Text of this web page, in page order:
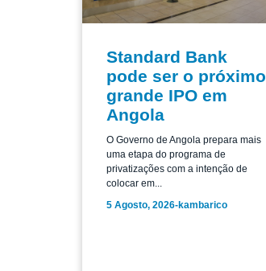
Standard Bank
pode ser o próximo
grande IPO em
Angola
O Governo de Angola prepara mais
uma etapa do programa de
privatizações com a intenção de
colocar em...
5 Agosto, 2026 kambarico